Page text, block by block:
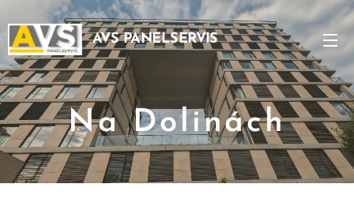
AVS PANELSERVIS
Na Dolinách